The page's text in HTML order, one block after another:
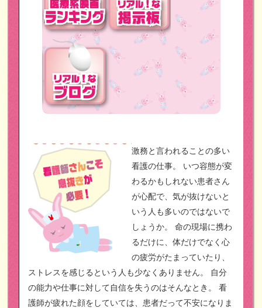
激務と言われることの多い
看護の仕事。
いつ容態が変
わるかもしれない患者さん
が心配で、気が抜けないと
いう人も多いのではないで
しょうか。
命の現場に携わ
るだけに、体だけでなく心
の疲労がたまっていたり、
ストレスを感じるという人も少なくありません。
自分
の能力や仕事に対して自信を失うのはそんなとき。
看
護師が疲れた顔をしていては、患者だって不安になりま